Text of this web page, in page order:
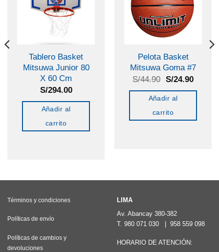
Tablero Basket
Mitsuwa Junior 80
X 60 Cm
S/294.00
Añadir al
carrito
Pelota Basket
Mitsuwa Goma #7
S/44.90 El
original
era:
S/44.90.
S/24.90El
Añadir al
carrito
Términos y condiciones
Políticas de envío
Políticas de cambios y
devoluciones
LIMA
Av. Abancay 380-382
T. 980 071 030 | 958 559 098
HORARIO DE ATENCIÓN: